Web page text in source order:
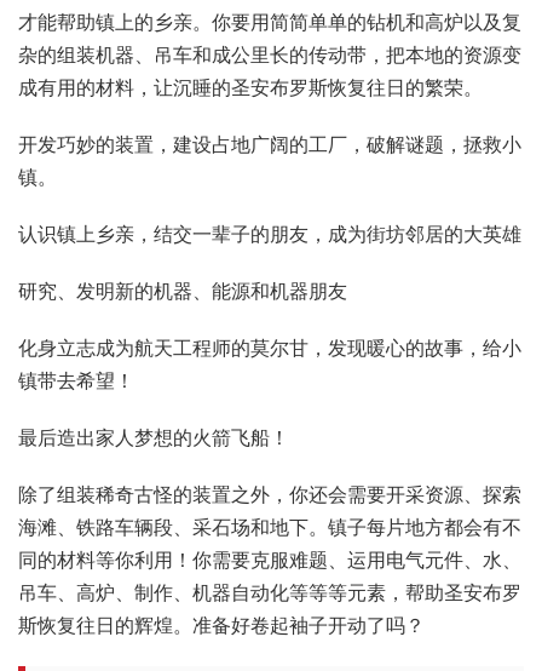
才能帮助镇上的乡亲。你要用简简单单的钻机和高炉以及复
杂的组装机器、吊车和成公里长的传动带，把本地的资源变
成有用的材料，让沉睡的圣安布罗斯恢复往日的繁荣。
开发巧妙的装置，建设占地广阔的工厂，破解谜题，拯救小
镇。
认识镇上乡亲，结交一辈子的朋友，成为街坊邻居的大英雄
研究、发明新的机器、能源和机器朋友
化身立志成为航天工程师的莫尔甘，发现暖心的故事，给小
镇带去希望！
最后造出家人梦想的火箭飞船！
除了组装稀奇古怪的装置之外，你还会需要开采资源、探索
海滩、铁路车辆段、采石场和地下。镇子每片地方都会有不
同的材料等你利用！你需要克服难题、运用电气元件、水、
吊车、高炉、制作、机器自动化等等等元素，帮助圣安布罗
斯恢复往日的辉煌。准备好卷起袖子开动了吗？